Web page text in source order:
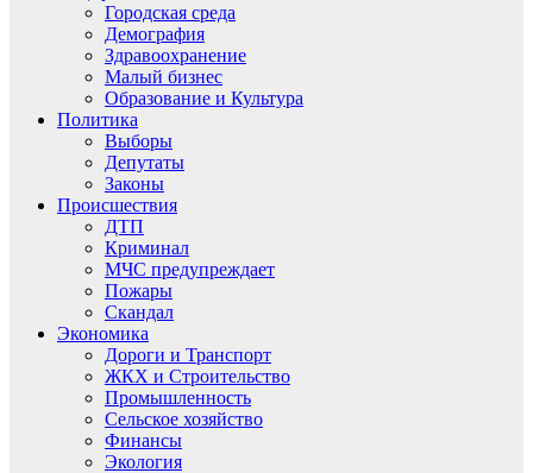
Городская среда
Демография
Здравоохранение
Малый бизнес
Образование и Культура
Политика
Выборы
Депутаты
Законы
Происшествия
ДТП
Криминал
МЧС предупреждает
Пожары
Скандал
Экономика
Дороги и Транспорт
ЖКХ и Строительство
Промышленность
Сельское хозяйство
Финансы
Экология